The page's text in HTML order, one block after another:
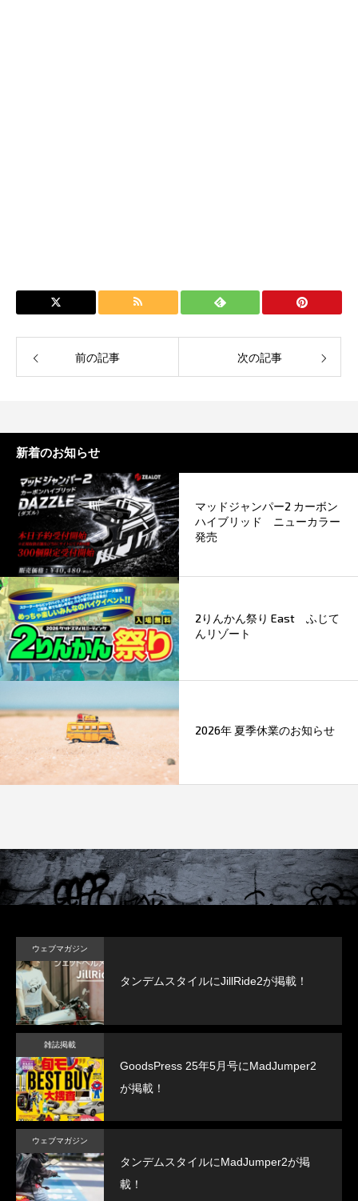
前の記事 次の記事
新着のお知らせ
マッドジャンパー2 カーボン
ハイブリッド ニューカラー
発売
2りんかん祭り East ふじて
んリゾート
2026年 夏季休業のお知らせ
ウェブマガジン
タンデムスタイルにJillRide2が掲載！
雑誌掲載
GoodsPress 25年5月号にMadJumper2
が掲載！
ウェブマガジン
タンデムスタイルにMadJumper2が掲
載！